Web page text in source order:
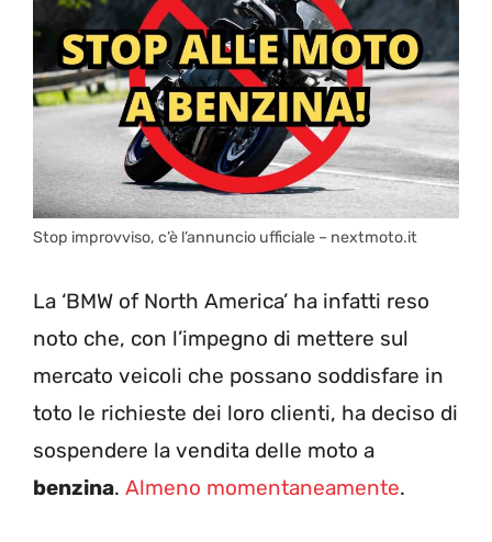
Stop improvviso, c’è l’annuncio ufficiale – nextmoto.it
La ‘BMW of North America’ ha infatti reso
noto che, con l’impegno di mettere sul
mercato veicoli che possano soddisfare in
toto le richieste dei loro clienti, ha deciso di
sospendere la vendita delle moto a
benzina. Almeno momentaneamente.